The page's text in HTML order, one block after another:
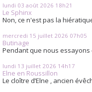
lundi 03 août 2026 18h21
Le Sphinx
Non, ce n'est pas la
mercredi 15 juillet 2026 07h05
Butinage
Pendant que nous
lundi 13 juillet 2026 14h17
Elne en Roussillon
Le cloître d’Elne , ancien